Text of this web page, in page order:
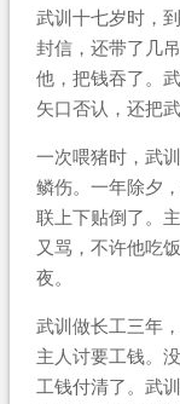
武训十七岁时，
封信，还带了几
他，把钱吞了。
矢口否认，还把
一次喂猪时，武
鳞伤。一年除夕
联上下贴倒了。
又骂，不许他吃
夜。
武训做长工三年
主人讨要工钱。
工钱付清了。武